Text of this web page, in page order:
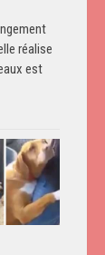
réalise
est